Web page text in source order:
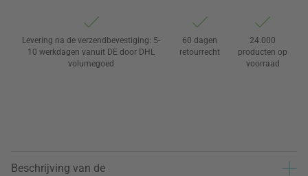
Levering na de verzendbevestiging: 5-
10 werkdagen vanuit DE door DHL
volumegoed
60 dagen
retourrecht
24.000
producten op
voorraad
Beschrijving van de